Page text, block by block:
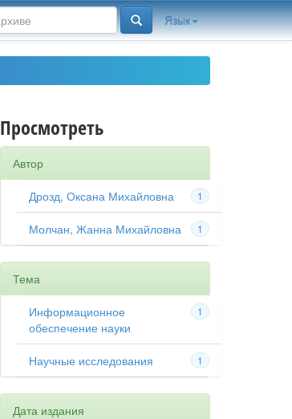
Язык
Просмотреть
Автор
1
Дрозд, Оксана Михайловна
1
Молчан, Жанна Михайловна
Тема
1
Информационное
обеспечение науки
1
Научные исследования
Дата издания